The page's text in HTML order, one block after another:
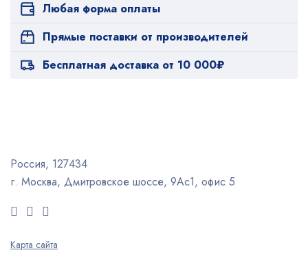
Любая форма оплаты
Прямые поставки от производителей
Бесплатная доставка от 10 000₽
Россия, 127434
г. Москва, Дмитровское шоссе, 9Ас1, офис 5
Карта сайта